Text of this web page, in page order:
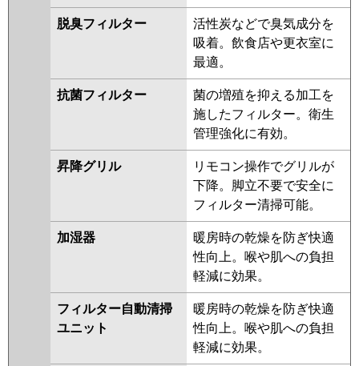
脱臭フィルター
活性炭などで臭気成分を
吸着。飲食店や更衣室に
最適。
抗菌フィルター
菌の増殖を抑える加工を
施したフィルター。衛生
管理強化に有効。
昇降グリル
リモコン操作でグリルが
下降。脚立不要で安全に
フィルター清掃可能。
加湿器
暖房時の乾燥を防ぎ快適
性向上。喉や肌への負担
軽減に効果。
フィルター自動清掃
ユニット
暖房時の乾燥を防ぎ快適
性向上。喉や肌への負担
軽減に効果。